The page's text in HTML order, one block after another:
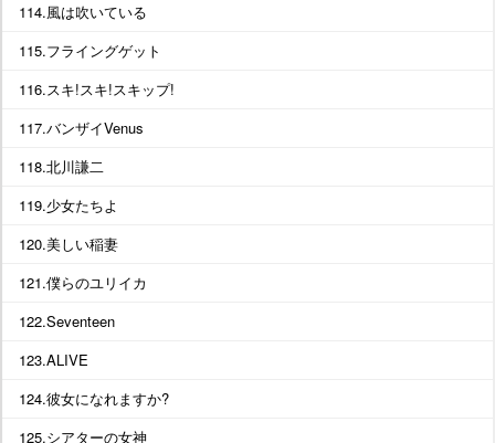
114.風は吹いている
115.フライングゲット
116.スキ!スキ!スキップ!
117.バンザイVenus
118.北川謙二
119.少女たちよ
120.美しい稲妻
121.僕らのユリイカ
122.Seventeen
123.ALIVE
124.彼女になれますか?
125.シアターの女神